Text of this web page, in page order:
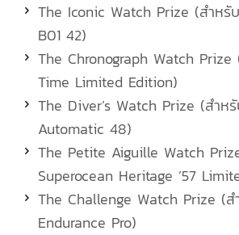
The Iconic Watch Prize (สำหรั
B01 42)
The Chronograph Watch Prize
Time Limited Edition)
The Diver’s Watch Prize (สำห
Automatic 48)
The Petite Aiguille Watch
Superocean Heritage ’57
The Challenge Watch Prize (ส
Endurance Pro)